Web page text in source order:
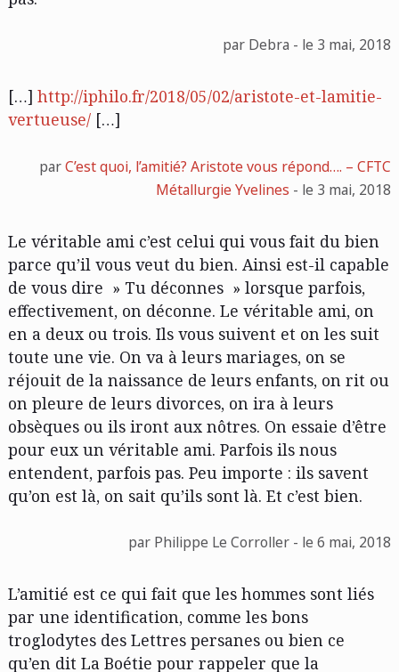
par Debra - le 3 mai, 2018
[…] http://iphilo.fr/2018/05/02/aristote-et-lamitie-
vertueuse/[…]
parC’est quoi, l’amitié? Aristote vous répond…. – CFTC
Métallurgie Yvelines - le 3 mai, 2018
Le véritable ami c’est celui qui vous fait du bien
parce qu’il vous veut du bien. Ainsi est-il capable
de vous dire » Tu déconnes » lorsque parfois,
effectivement, on déconne. Le véritable ami, on
en a deux ou trois. Ils vous suivent et on les suit
toute une vie. On va à leurs mariages, on se
réjouit de la naissance de leurs enfants, on rit ou
on pleure de leurs divorces, on ira à leurs
obsèques ou ils iront aux nôtres. On essaie d’être
pour eux un véritable ami. Parfois ils nous
entendent, parfois pas. Peu importe : ils savent
qu’on est là, on sait qu’ils sont là. Et c’est bien.
par Philippe Le Corroller - le 6 mai, 2018
L’amitié est ce qui fait que les hommes sont liés
par une identification, comme les bons
troglodytes des Lettres persanes ou bien ce
qu’en dit La Boétie pour rappeler que la